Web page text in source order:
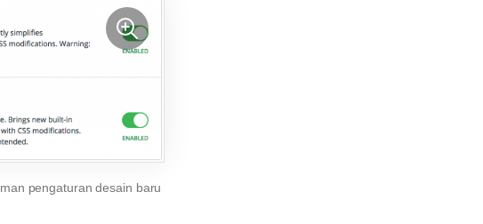
pengaturan desain baru